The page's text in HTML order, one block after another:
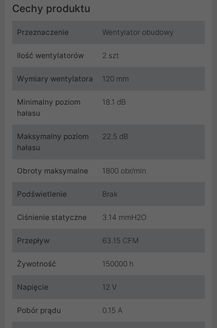
Cechy produktu
Przeznaczenie Wentylator obudowy
Ilość wentylatorów 2 szt
Wymiary wentylatora 120 mm
Minimalny poziom
hałasu
18.1 dB
Maksymalny poziom
hałasu
22.5 dB
Obroty maksymalne 1800 obr/min
Podświetlenie Brak
Ciśnienie statyczne 3.14 mmH2O
Przepływ 63.15 CFM
Żywotność 150000 h
Napięcie 12 V
Pobór prądu 0.15 A